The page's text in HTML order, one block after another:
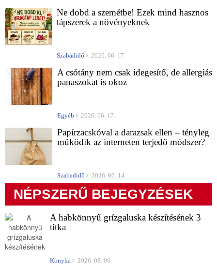
Ne dobd a szemétbe! Ezek mind hasznos
tápszerek a növényeknek
Szabadidő 2026. 06. 17.
A csótány nem csak idegesítő, de allergiás
panaszokat is okoz
Egyéb 2026. 06. 17.
Papírzacskóval a darazsak ellen – tényleg
működik az interneten terjedő módszer?
Szabadidő 2026. 06. 14.
NÉPSZERŰ BEJEGYZÉSEK
A habkönnyű grízgaluska készítésének 3
titka
Konyha 2026. 08. 06.